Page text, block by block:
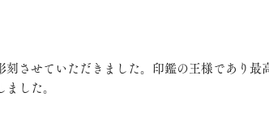
させていただきました。印鑑の王様であり最
した。